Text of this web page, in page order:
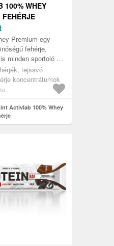
100% WHEY
FEHÉRJE
Premium egy
fehérje,
minden sportoló és
Akár 75%-
fehérje-
...
tejsavó
koncentrátumok
Activlab 100% Whey